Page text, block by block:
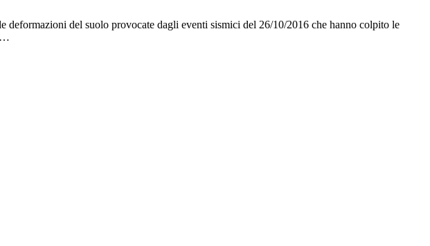
del suolo provocate dagli eventi sismici del 26/10/2016 che hanno colpito le